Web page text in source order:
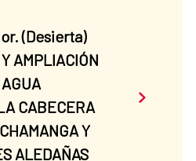
(Desierta)
AMPLIACIÓN
CABECERA
Y
ALEDAÑAS
Saber